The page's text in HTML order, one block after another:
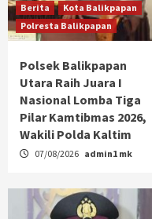
Berita
Kota Balikpapan
Polresta Balikpapan
Polsek Balikpapan
Utara Raih Juara I
Nasional Lomba Tiga
Pilar Kamtibmas 2026,
Wakili Polda Kaltim
07/08/2026 admin1 mk